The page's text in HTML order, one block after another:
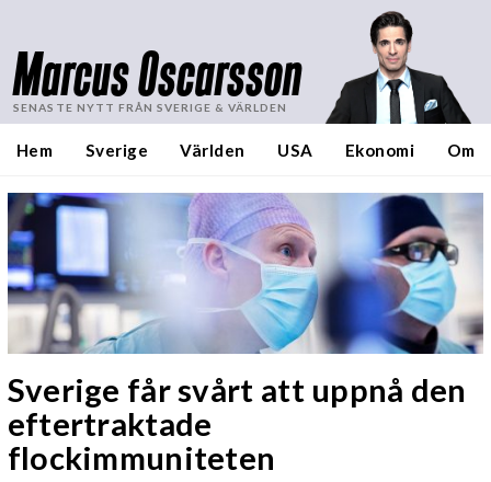
Marcus Oscarsson
SENASTE NYTT FRÅN SVERIGE & VÄRLDEN
Hem Sverige Världen USA Ekonomi Om
Sverige får svårt att uppnå den
eftertraktade
flockimmuniteten